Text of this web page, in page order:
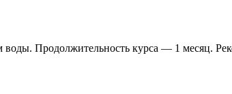
Продолжительность курса — 1 месяц.